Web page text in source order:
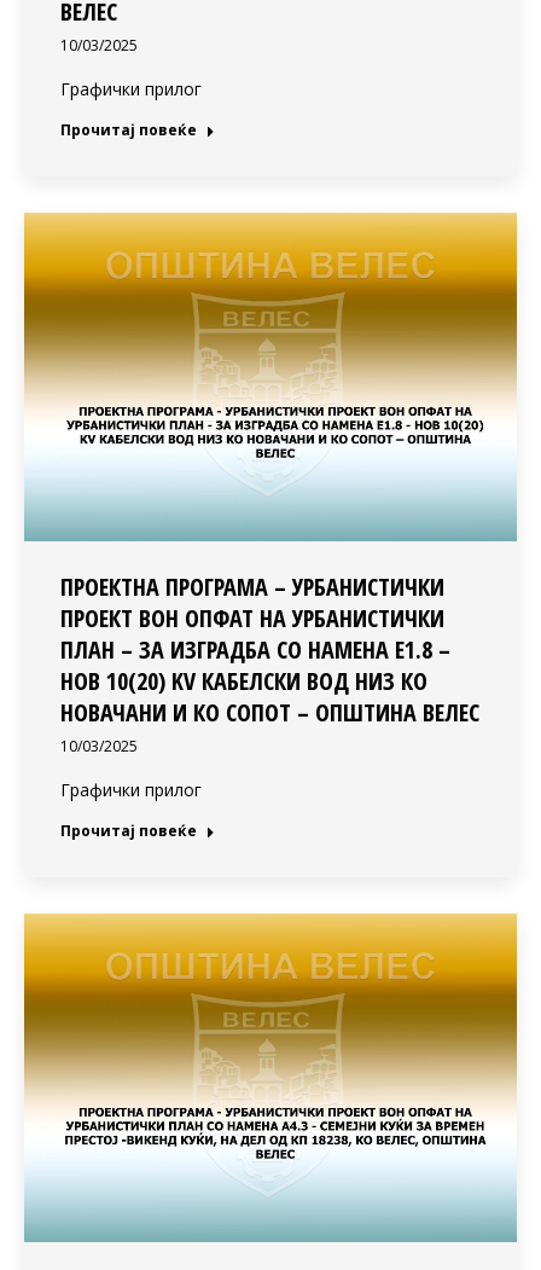
ВЕЛЕС
10/03/2025
Графички прилог
Прочитај повеќе
ПРОЕКТНА ПРОГРАМА – УРБАНИСТИЧКИ
ПРОЕКТ ВОН ОПФАТ НА УРБАНИСТИЧКИ
ПЛАН – ЗА ИЗГРАДБА СО НАМЕНА Е1.8 –
НОВ 10(20) KV КАБЕЛСКИ ВОД НИЗ КО
НОВАЧАНИ И КО СОПОТ – ОПШТИНА ВЕЛЕС
10/03/2025
Графички прилог
Прочитај повеќе